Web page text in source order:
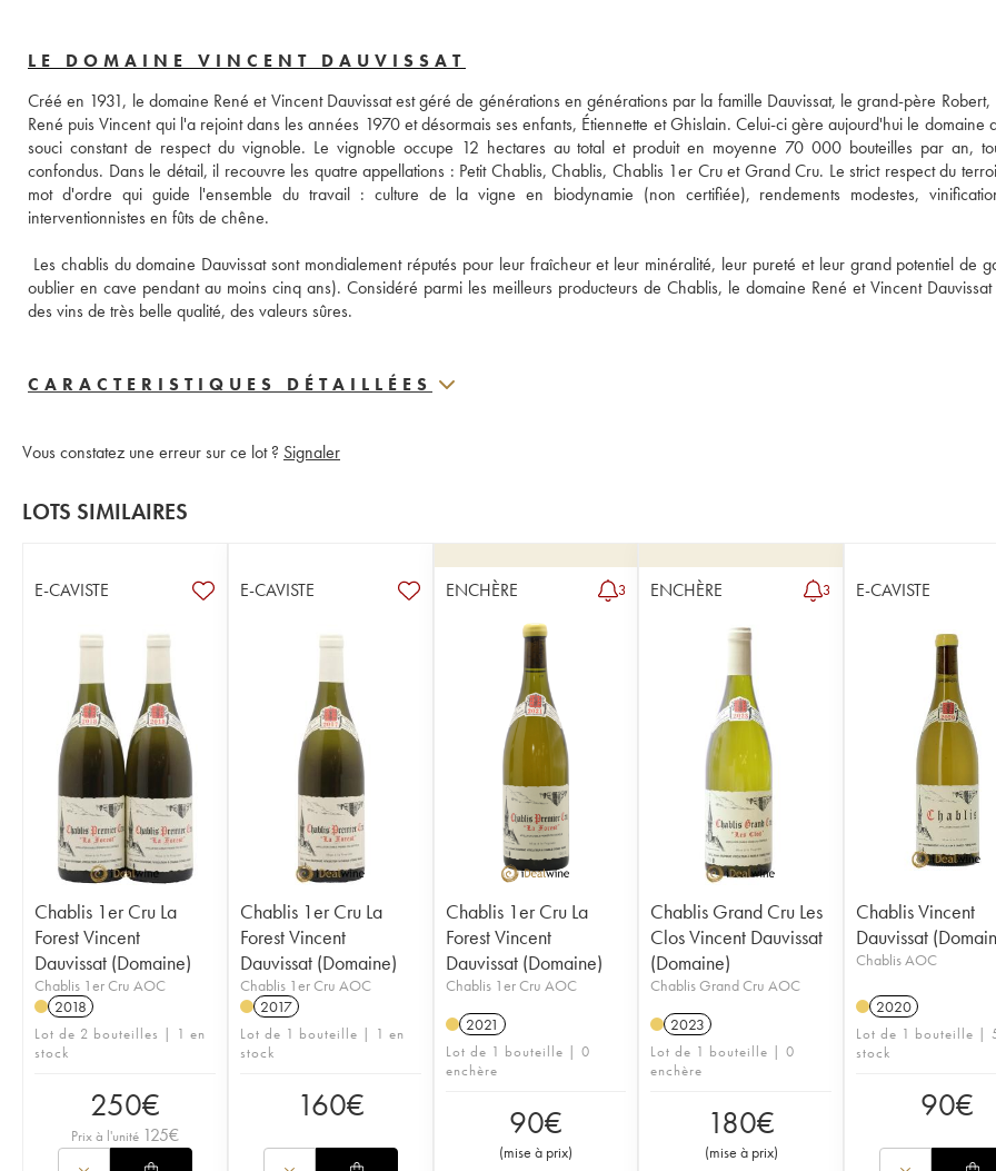
LE DOMAINE VINCENT DAUVISSAT
Créé en 1931, le domaine René et Vincent Dauvissat est géré de générations en générations par la famille Dauvissat, le grand-père
René puis Vincent qui l'a rejoint dans les années 1970 et désormais ses enfants, Étiennette et Ghislain. Celui-ci gère aujourd'hui le domaine
souci constant de respect du vignoble. Le vignoble occupe 12 hectares au total et produit en moyenne 70 000 bouteilles par an,
confondus. Dans le détail, il recouvre les quatre appellations : Petit Chablis, Chablis, Chablis 1er Cru et Grand Cru. Le strict respect du
mot d'ordre qui guide l'ensemble du travail : culture de la vigne en biodynamie (non certifiée), rendements modestes,
interventionnistes en fûts de chêne.
Les chablis du domaine Dauvissat sont mondialement réputés pour leur fraîcheur et leur minéralité, leur pureté et leur grand potentiel de
oublier en cave pendant au moins cinq ans). Considéré parmi les meilleurs producteurs de Chablis, le domaine René et Vincent
des vins de très belle qualité, des valeurs sûres.
CARACTERISTIQUES DÉTAILLÉES
Vous constatez une erreur sur ce lot ? Signaler
LOTS SIMILAIRES
E-CAVISTE
Chablis 1er Cru La
Forest Vincent
Dauvissat (Domaine)
Chablis 1er Cru AOC
2018
Lot de 2 bouteilles | 1 en
stock
250€
Prix à l'unité 125€
E-CAVISTE
Chablis 1er Cru La
Forest Vincent
Dauvissat (Domaine)
Chablis 1er Cru AOC
2017
Lot de 1 bouteille | 1 en
stock
160€
ENCHÈRE 3
Chablis 1er Cru La
Forest Vincent
Dauvissat (Domaine)
Chablis 1er Cru AOC
2021
Lot de 1 bouteille | 0
enchère
90€
(mise à prix)
ENCHÈRE 3
Chablis Grand Cru Les
Clos Vincent Dauvissat
(Domaine)
Chablis Grand Cru AOC
2023
Lot de 1 bouteille | 0
enchère
180€
(mise à prix)
E-CAVISTE
Chablis Vincent
Dauvissat
Chablis AOC
2020
Lot de 1 bouteille |
stock
90€